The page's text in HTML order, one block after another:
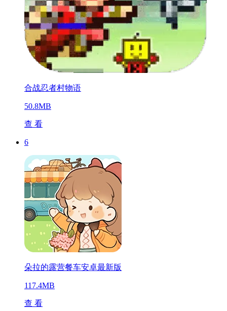
合战忍者村物语
50.8MB
查 看
6
朵拉的露营餐车安卓最新版
117.4MB
查 看